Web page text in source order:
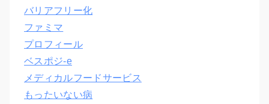
バリアフリー化
ファミマ
プロフィール
ベスポジ-e
メディカルフードサービス
もったいない病